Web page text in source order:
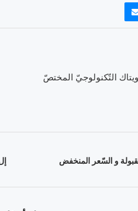
التّكنولوجيّ المختصّ